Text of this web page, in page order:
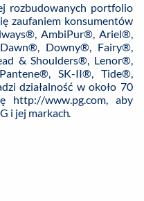
rozbudowanych portfolio
zaufaniem konsumentów
AmbiPur®, Ariel®,
Downy®, Fairy®,
& Shoulders®, Lenor®,
SK-II®, Tide®,
działalność w około 70
http://www.pg.com, aby
i jej markach.